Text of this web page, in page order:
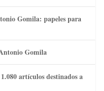
Gomila: papeles para
Gomila
artículos destinados a